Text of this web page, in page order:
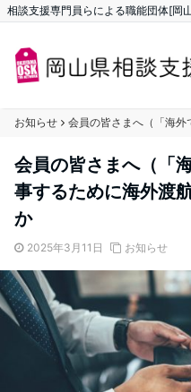
相談支援専門員らによる職能団体[岡
お知らせ
会員の皆さまへ（「
事するために海外渡
か
2025年3月11日 お知らせ